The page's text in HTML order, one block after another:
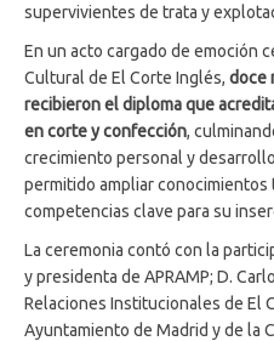
supervivientes de trata y
En un acto cargado de emoción
Cultural de El Corte Inglés, doce
recibieron el diploma que
en corte y confección,
crecimiento personal y
permitido ampliar
competencias clave para su
La ceremonia contó con la
y presidenta de APRAMP; D.
Relaciones Institucionales de El
Ayuntamiento de Madrid y de la